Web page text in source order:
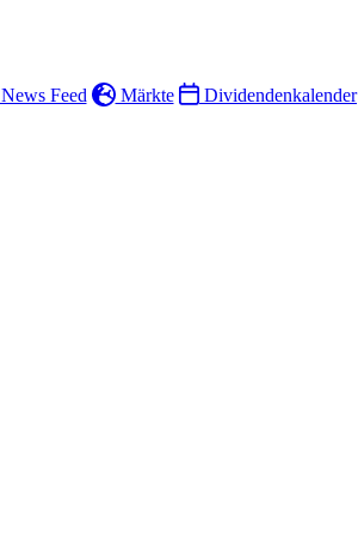
News Feed Märkte Dividendenkalender